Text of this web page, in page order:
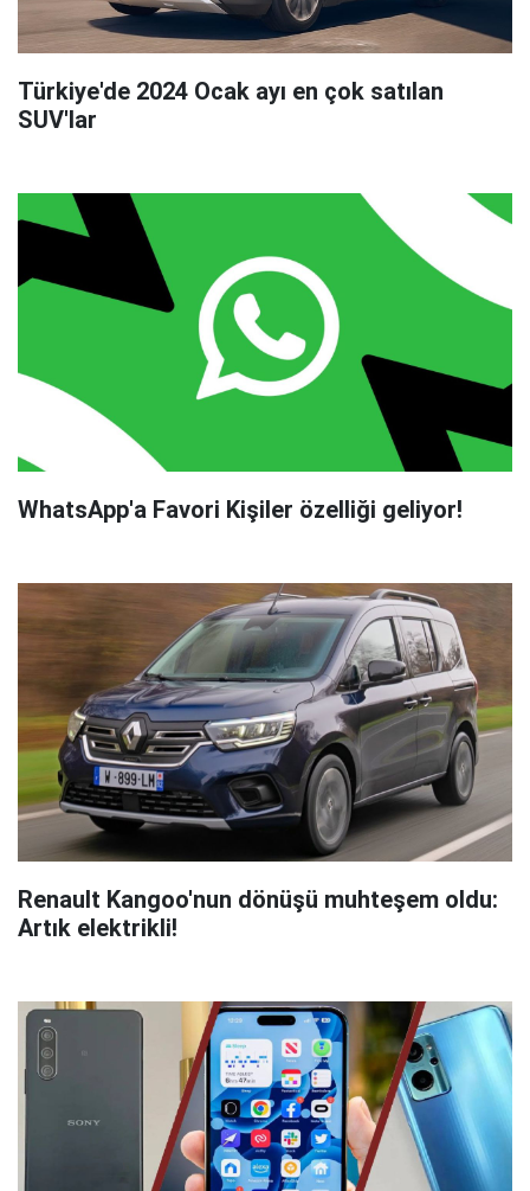
Türkiye'de 2024 Ocak ayı en çok satılan
SUV'lar
WhatsApp'a Favori Kişiler özelliği geliyor!
Renault Kangoo'nun dönüşü muhteşem oldu:
Artık elektrikli!